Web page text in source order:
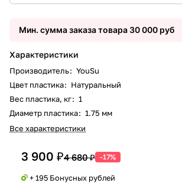
Мин. сумма заказа товара 30 000 руб
Характеристики
Производитель: YouSu
Цвет пластика: Натуральный
Вес пластика, кг: 1
Диаметр пластика: 1.75 мм
Все характеристики
3 900 ₽4 680 ₽ -17%
+ 195 Бонусных рублей